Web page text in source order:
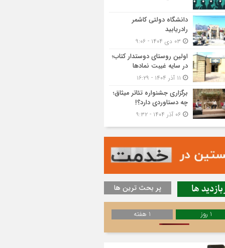
دانشگاه دولتی کاشمر‌
رادریابید
اولین روستای دوستدار کتاب؛
در سایه غیبت نمادها
برگزاری جشنواره تئاتر میثاق؛
چه دستاوردی دارد؟!
ها پر بحث ترین ها
1 روز 1 هفته